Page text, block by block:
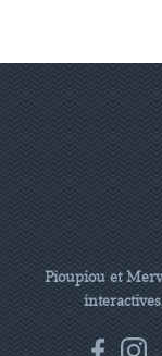
Pioupiou et